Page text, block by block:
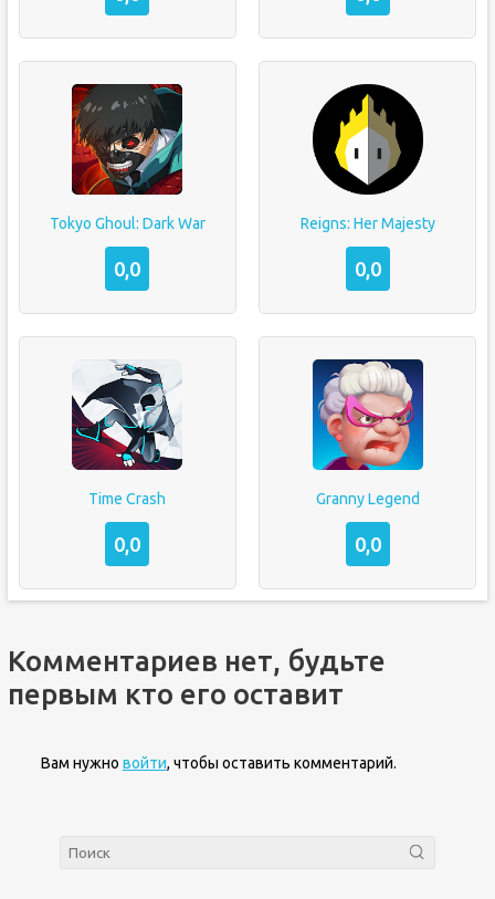
Tokyo Ghoul: Dark War
0,0
Reigns: Her Majesty
0,0
Time Crash
0,0
Granny Legend
0,0
Комментариев нет, будьте
первым кто его оставит
Вам нужно войти, чтобы оставить комментарий.